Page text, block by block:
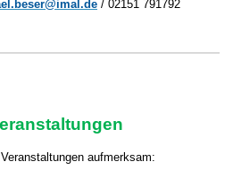
/ 02151 791792
aufmerksam: